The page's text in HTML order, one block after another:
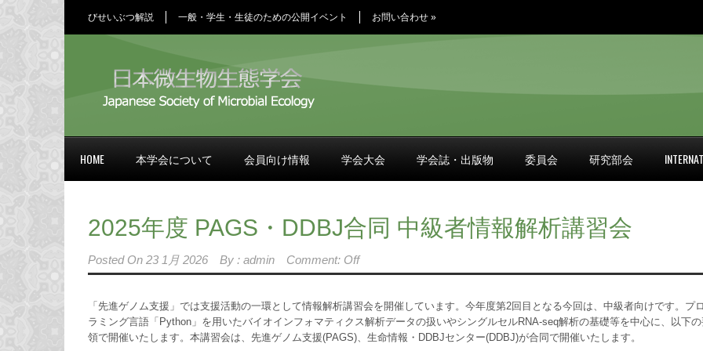
びせいぶつ解説 一般・学生・生徒のための公開イベント お問い合わせ »
HOME 本学会について 会員向け情報 学会大会 学会誌・出版物 委員会 研究部会
2025年度 PAGS・DDBJ合同 中級者情報解析講習会
Posted On 23 1月 2026 By : admin Comment: Off
「先進ゲノム支援」では支援活動の一環として情報解析講習会を開催しています。今年度第2回目となる今回は、中級者向けです。プ
ラミング言語「Python」を用いたバイオインフォマティクス解析データの扱いやシングルセルRNA-seq解析の基礎等を中心に、以下
領で開催いたします。本講習会は、先進ゲノム支援(PAGS)、生命情報・DDBJセンター(DDBJ)が合同で開催いたします。